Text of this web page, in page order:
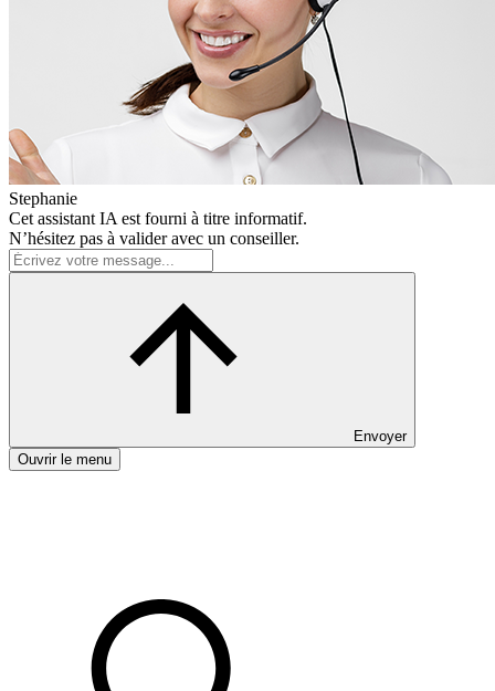
Stephanie
Cet assistant IA est fourni à titre informatif.
N’hésitez pas à valider avec un conseiller.
Envoyer
Ouvrir le menu